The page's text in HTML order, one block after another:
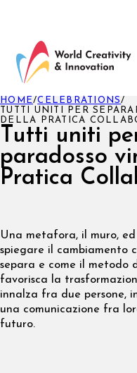
Tutti uniti
paradosso
Pratica
HOME/CELEBRATIONS/
TUTTI UNITI PER
DELLA PRATICA
Una metafora, il muro,
spiegare il cambiamento
separa e come il metodo
favorisca la
innalza fra due persone,
una comunicazione fra
futuro.